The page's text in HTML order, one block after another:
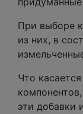
При выборе
из них, в
Что
эти добавки